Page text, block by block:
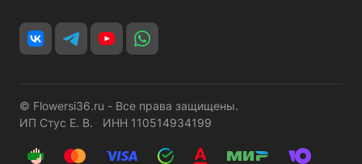
© Flowersi36.ru - Все права защищены.
ИП Стус Е. В. ИНН 110514934199